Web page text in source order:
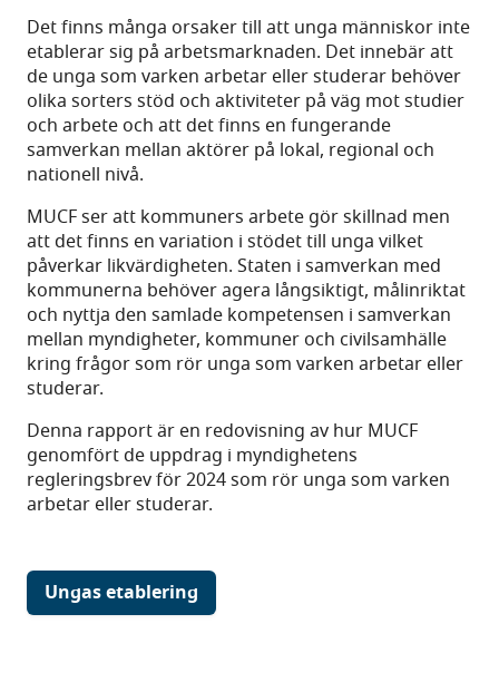
Det finns många orsaker till att unga människor inte
etablerar sig på arbetsmarknaden. Det innebär att
de unga som varken arbetar eller studerar behöver
olika sorters stöd och aktiviteter på väg mot studier
och arbete och att det finns en fungerande
samverkan mellan aktörer på lokal, regional och
nationell nivå.
MUCF ser att kommuners arbete gör skillnad men
att det finns en variation i stödet till unga vilket
påverkar likvärdigheten. Staten i samverkan med
kommunerna behöver agera långsiktigt, målinriktat
och nyttja den samlade kompetensen i samverkan
mellan myndigheter, kommuner och civilsamhälle
kring frågor som rör unga som varken arbetar eller
studerar.
Denna rapport är en redovisning av hur MUCF
genomfört de uppdrag i myndighetens
regleringsbrev för 2024 som rör unga som varken
arbetar eller studerar.
Ungas etablering